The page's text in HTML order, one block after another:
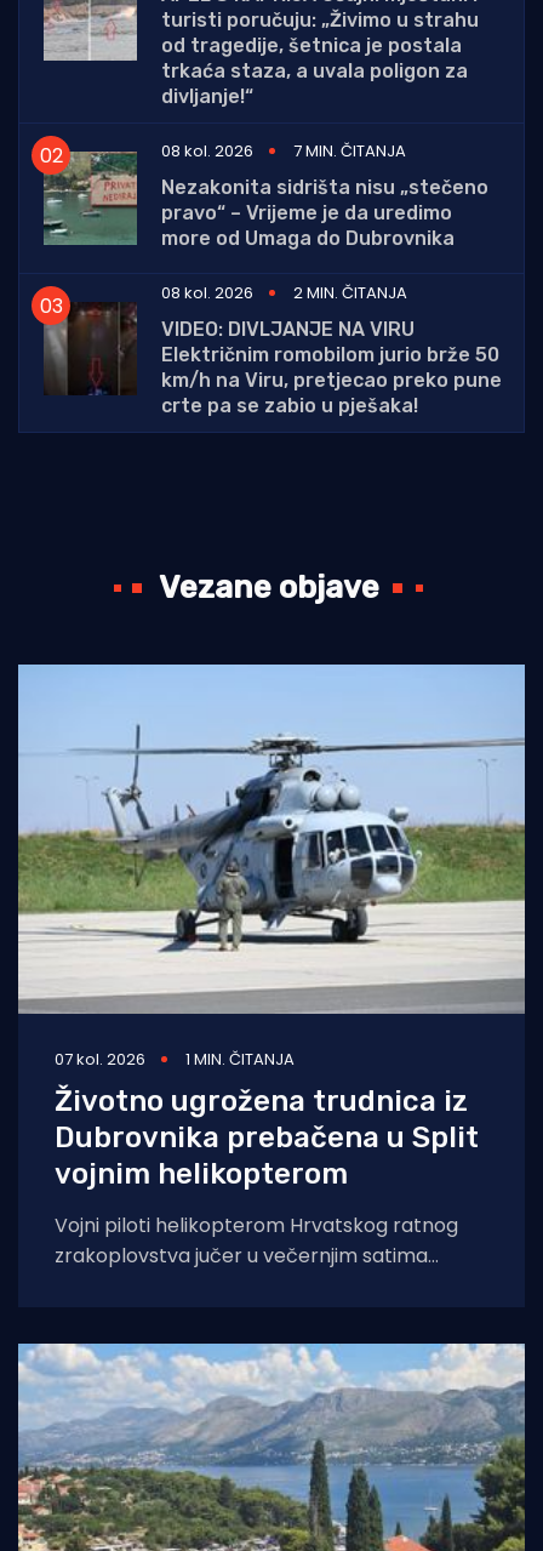
turisti poručuju: „Živimo u strahu
od tragedije, šetnica je postala
trkaća staza, a uvala poligon za
divljanje!“
08 kol. 2026
7 MIN. ČITANJA
Nezakonita sidrišta nisu „stečeno
pravo“ – Vrijeme je da uredimo
more od Umaga do Dubrovnika
08 kol. 2026
2 MIN. ČITANJA
VIDEO: DIVLJANJE NA VIRU
Električnim romobilom jurio brže 50
km/h na Viru, pretjecao preko pune
crte pa se zabio u pješaka!
Vezane objave
07 kol. 2026 1 MIN. ČITANJA
Životno ugrožena trudnica iz
Dubrovnika prebačena u Split
vojnim helikopterom
Vojni piloti helikopterom Hrvatskog ratnog
zrakoplovstva jučer u večernjim satima